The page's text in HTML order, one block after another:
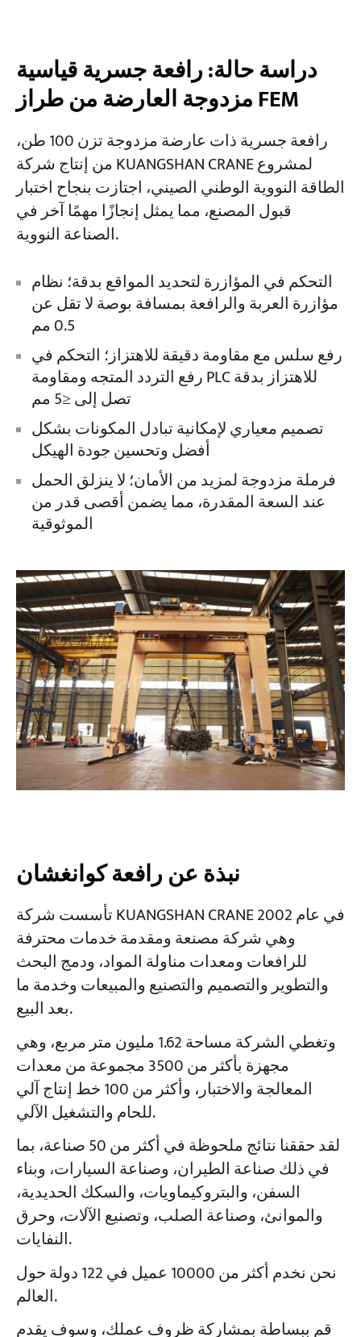
دراسة حالة: رافعة جسرية قياسية
مزدوجة العارضة من طراز FEM
رافعة جسرية ذات عارضة مزدوجة تزن 100 طن،
من إنتاج شركة KUANGSHAN CRANE لمشروع
الطاقة النووية الوطني الصيني، اجتازت بنجاح اختبار
قبول المصنع، مما يمثل إنجازًا مهمًا آخر في
الصناعة النووية.
التحكم في المؤازرة لتحديد المواقع بدقة؛ نظام
مؤازرة العربة والرافعة بمسافة بوصة لا تقل عن
0.5 مم
رفع سلس مع مقاومة دقيقة للاهتزاز؛ التحكم في
رفع التردد المتجه ومقاومة PLC للاهتزاز بدقة
تصل إلى ≤5 مم
تصميم معياري لإمكانية تبادل المكونات بشكل
أفضل وتحسين جودة الهيكل
فرملة مزدوجة لمزيد من الأمان؛ لا ينزلق الحمل
عند السعة المقدرة، مما يضمن أقصى قدر من
الموثوقية
نبذة عن رافعة كوانغشان
تأسست شركة KUANGSHAN CRANE في عام 2002
وهي شركة مصنعة ومقدمة خدمات محترفة
للرافعات ومعدات مناولة المواد، ودمج البحث
والتطوير والتصميم والتصنيع والمبيعات وخدمة ما
بعد البيع.
وتغطي الشركة مساحة 1.62 مليون متر مربع، وهي
مجهزة بأكثر من 3500 مجموعة من معدات
المعالجة والاختبار، وأكثر من 100 خط إنتاج آلي
للحام والتشغيل الآلي.
لقد حققنا نتائج ملحوظة في أكثر من 50 صناعة، بما
في ذلك صناعة الطيران، وصناعة السيارات، وبناء
السفن، والبتروكيماويات، والسكك الحديدية،
والموانئ، وصناعة الصلب، وتصنيع الآلات، وحرق
النفايات.
نحن نخدم أكثر من 10000 عميل في 122 دولة حول
العالم.
قم ببساطة بمشاركة ظروف عملك، وسوف يقدم